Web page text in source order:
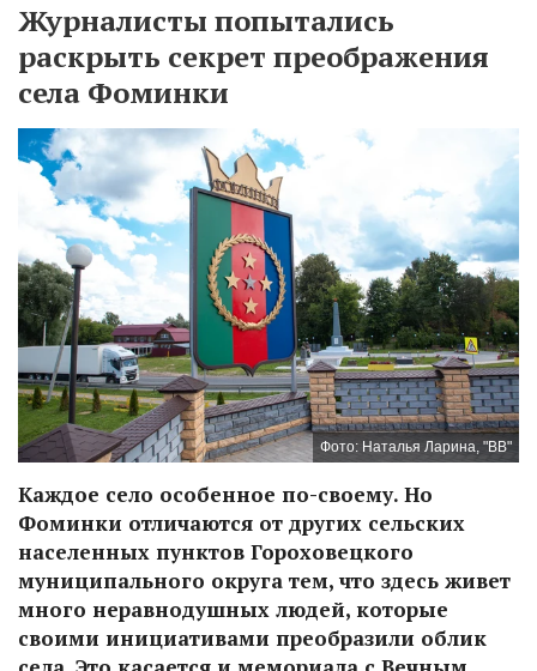
Журналисты попытались
раскрыть секрет преображения
села Фоминки
Фото: Наталья Ларина, "ВВ"
Каждое село особенное по-своему. Но
Фоминки отличаются от других сельских
населенных пунктов Гороховецкого
муниципального округа тем, что здесь живет
много неравнодушных людей, которые
своими инициативами преобразили облик